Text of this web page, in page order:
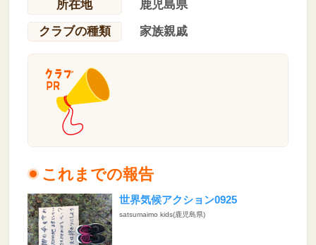
所在地
鹿児島県
クラブの種類
家族親戚
これまでの報告
世界気候アクション0925
satsumaimo kids(鹿児島県)